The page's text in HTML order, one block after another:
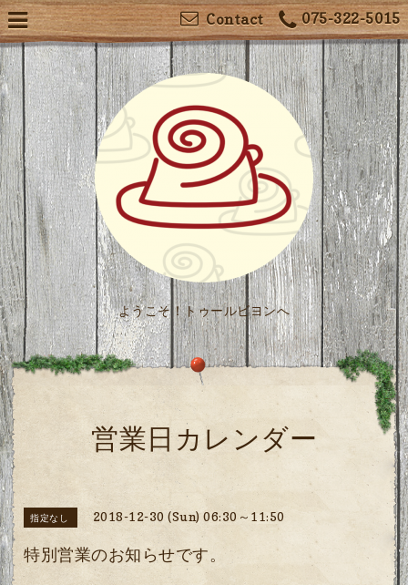
075-322-5015
Contact
ようこそ！トゥールビヨンへ
営業日カレンダー
指定なし 2018-12-30 (Sun) 06:30～11:50
特別営業のお知らせです。